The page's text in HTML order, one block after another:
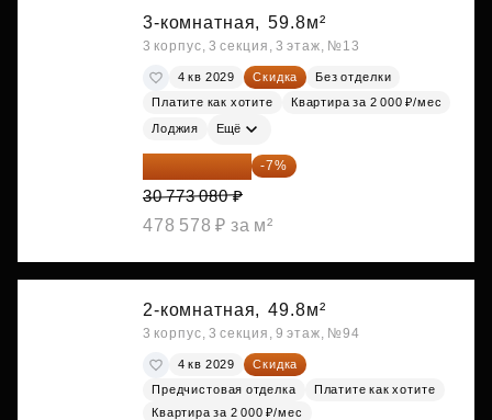
3-комнатная, 59.8м²
3 корпус, 3 секция, 3 этаж, №13
4 кв 2029 Скидка
Без отделки
Платите как хотите
Квартира за 2 000 ₽/мес
Лоджия Ещё
28 618 964 ₽ -7%
30 773 080 ₽
478 578 ₽ за м²
2-комнатная, 49.8м²
3 корпус, 3 секция, 9 этаж, №94
4 кв 2029
Скидка
Предчистовая отделка
Платите как хотите
Квартира за 2 000 ₽/мес